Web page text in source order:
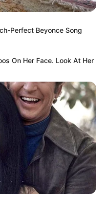
Ruas yang wajib ditandai*
Perfect Beyonce Song
On Her Face. Look At Her